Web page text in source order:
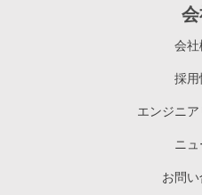
会
採用
エンジニ
ニ
お問